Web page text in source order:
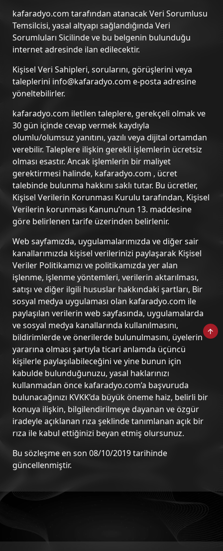
kafaradyo.com tarafından atanacak Veri Sorumlusu
Temsilcisi, yasal altyapı sağlandığında Veri
Sorumluları Sicilinde ve bu belgenin bulunduğu
internet adresinde ilan edilecektir.
Kişisel Veri Sahipleri, sorularını, görüşlerini veya
taleplerini info@kafaradyo.com e-posta adresine
yöneltebilirler.
kafaradyo.com iletilen taleplere, gerekçeli olmak ve
30 gün içinde cevap vermek kaydıyla
olumlu/olumsuz yanıtını, yazılı veya dijital ortamdan
verebilir. Taleplere ilişkin gerekli işlemlerin ücretsiz
olması esastır. Ancak işlemlerin bir maliyet
gerektirmesi halinde, kafaradyo.com , ücret
talebinde bulunma hakkını saklı tutar. Bu ücretler,
Kişisel Verilerin Korunması Kurulu tarafından, Kişisel
Verilerin korunması Kanunu’nun 13. maddesine
göre belirlenen tarife üzerinden belirlenir.
Web sayfamızda, uygulamalarımızda ve diğer sair
kanallarımızda kişisel verilerinizi paylaşarak Kişisel
Veriler Politikamızı ve politikamızda yer alan
işlenme, işlenme yöntemleri, verilerin aktarılması,
satışı ve diğer ilgili hususlar hakkındaki şartları, Bir
sosyal medya uygulaması olan kafaradyo.com ile
paylaşılan verilerin web sayfasında, uygulamalarda
ve sosyal medya kanallarında kullanılmasını,
bildirimlerde ve önerilerde bulunulmasını, üyelerin
yararına olması şartıyla ticari anlamda üçüncü
kişilerle paylaşılabileceğini ve yine bunun için
kabulde bulunduğunuzu, yasal haklarınızı
kullanmadan önce kafaradyo.com’a başvuruda
bulunacağınızı KVKK’da büyük öneme haiz, belirli bir
konuya ilişkin, bilgilendirilmeye dayanan ve özgür
iradeyle açıklanan rıza şeklinde tanımlanan açık bir
rıza ile kabul ettiğinizi beyan etmiş olursunuz.
Bu sözleşme en son 08/10/2019 tarihinde
güncellenmiştir.